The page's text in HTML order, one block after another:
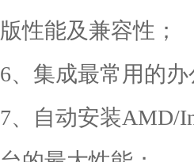
版性能及兼容性；
6、集成最常用的
7、自动安装AMD/